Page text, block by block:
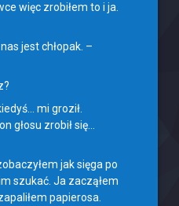
więc zrobiłem to i ja.
jest chłopak. –
mi groził.
głosu zrobił się…
jak sięga po
szukać. Ja zacząłem
papierosa.